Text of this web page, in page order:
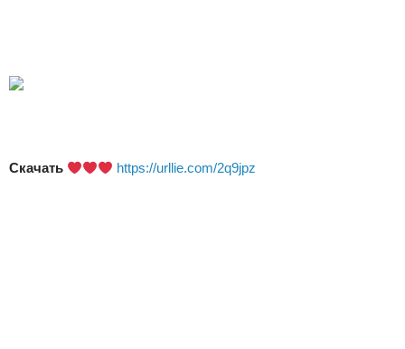
Скачать https://urllie.com/2q9jpz